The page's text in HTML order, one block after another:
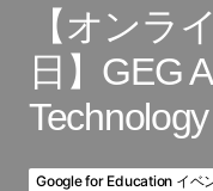
【オンラ
日】GEG
Google for Education イベ